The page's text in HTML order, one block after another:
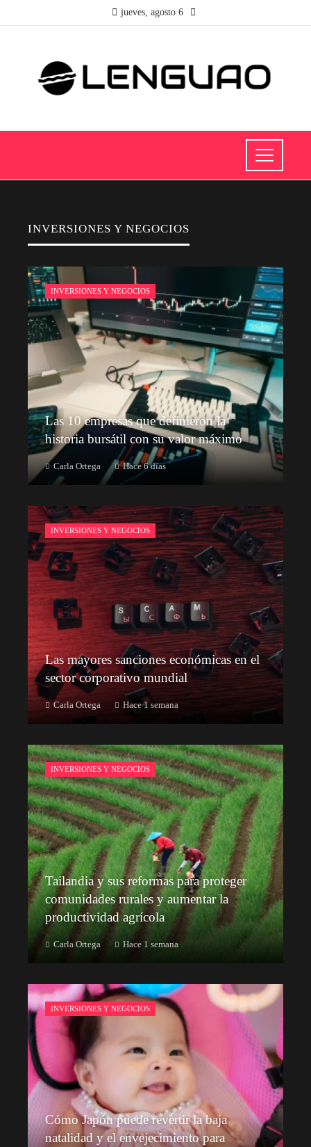
jueves, agosto 6
INVERSIONES Y NEGOCIOS
INVERSIONES Y NEGOCIOS
Las 10 empresas que definieron la
historia bursátil con su valor máximo
Carla Ortega Hace 6 días
INVERSIONES Y NEGOCIOS
Las mayores sanciones económicas en el
sector corporativo mundial
Carla Ortega Hace 1 semana
INVERSIONES Y NEGOCIOS
Tailandia y sus reformas para proteger
comunidades rurales y aumentar la
productividad agrícola
Carla Ortega Hace 1 semana
INVERSIONES Y NEGOCIOS
Cómo Japón puede revertir la baja
natalidad y el envejecimiento para